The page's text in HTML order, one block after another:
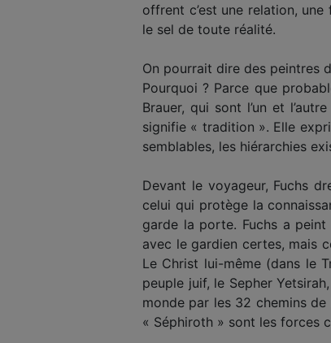
offrent c’est une relation,
le sel de toute réalité.
On pourrait dire des peintres
Pourquoi ? Parce que
Brauer, qui sont l’un et
signifie « tradition ». Elle
semblables, les hiérarchies
Devant le voyageur, Fuchs
celui qui protège la
garde la porte. Fuchs a
avec le gardien certes, mais
Le Christ lui-même (dans le
peuple juif, le Sepher
monde par les 32 chemins
« Séphiroth » sont les forces